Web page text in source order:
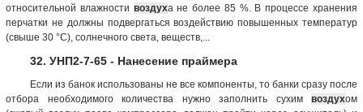
относительной влажности воздуха не более 85 %. В процессе хранения
перчатки не должны подвергаться воздействию повышенных температур
(свыше 30 °С), солнечного света, веществ,...
32. УНП2-7-65 - Нанесение праймера
Если из банок использованы не все компоненты, то банки сразу после
отбора необходимого количества нужно заполнить сухим воздухом